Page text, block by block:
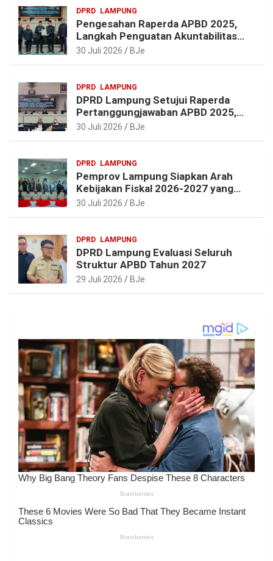
m
k
s
t
p
DPRD LAMPUNG
Pengesahan Raperda APBD 2025,
Langkah Penguatan Akuntabilitas
dan Pembangunan Lampung
30 Juli 2026 BJe
DPRD LAMPUNG
DPRD Lampung Setujui Raperda
Pertanggungjawaban APBD 2025,
Beri Sejumlah Rekomendasi
30 Juli 2026 BJe
DPRD LAMPUNG
Pemprov Lampung Siapkan Arah
Kebijakan Fiskal 2026-2027 yang
Realistis dan Berkelanjutan
30 Juli 2026 BJe
DPRD LAMPUNG
DPRD Lampung Evaluasi Seluruh
Struktur APBD Tahun 2027
29 Juli 2026 BJe